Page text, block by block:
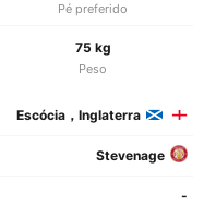
Pé preferido
75 kg
Peso
Escócia，Inglaterra
Stevenage
-